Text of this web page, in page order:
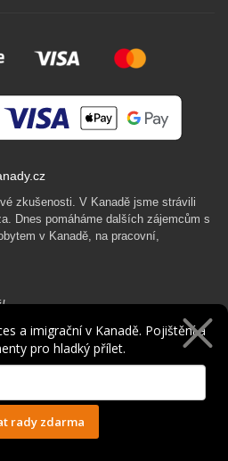
zkušenosti. V Kanadě jsme strávili
Dnes pomáháme dalších zájemcům s
v Kanadě, na pracovní,
dobrodružstvím…
a imigrační v Kanadě. Pojištění a
pro hladký přílet.
rady zdarma